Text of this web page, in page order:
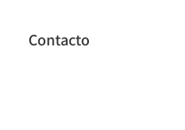
Contacto